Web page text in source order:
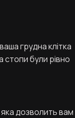
грудна клітка
стопи були рівно
яка дозволить вам